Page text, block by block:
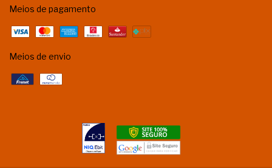
Meios de pagamento
Meios de envio